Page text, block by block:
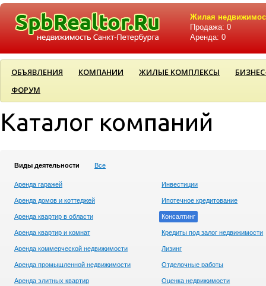
Жилая
Продажа: 0
Аренда: 0
ОБЪЯВЛЕНИЯ КОМПАНИИ ЖИЛЫЕ КОМПЛЕКСЫ
ФОРУМ
Каталог компаний
Виды деятельности Все
Аренда гаражей
Аренда домов и коттеджей
Аренда квартир в области
Аренда квартир и комнат
Аренда коммерческой недвижимости
Аренда промышленной недвижимости
Аренда элитных квартир
Инвестиции
Ипотечное кредитование
Консалтинг
Кредиты под залог недвижимости
Лизинг
Отделочные работы
Оценка недвижимости